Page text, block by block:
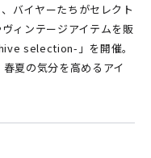
バイヤーたちがセレクト
ィンテージアイテムを販
selection-」を開催。
夏の気分を高めるアイ